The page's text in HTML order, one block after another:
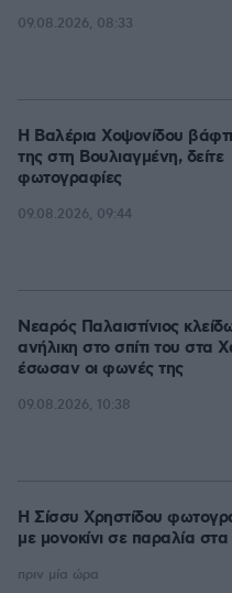
09.08.2026, 08:33
Η Βαλέρια Χοψονίδου
της στη Βουλιαγμένη, δείτε
φωτογραφίες
09.08.2026, 09:44
Νεαρός Παλαιστίνιος
ανήλικη στο σπίτι του στα
έσωσαν οι φωνές της
09.08.2026, 10:38
Η Σίσσυ Χρηστίδου
με μονοκίνι σε παραλία
πριν μία ώρα